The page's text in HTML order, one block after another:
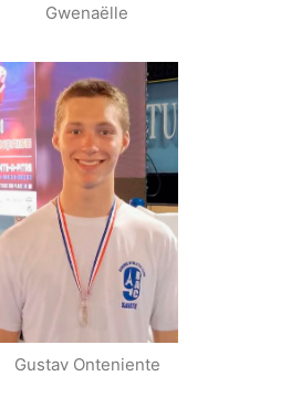
Gwenaëlle
Vice Champion
de France Cadet
Gustav Onteniente